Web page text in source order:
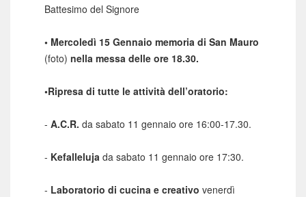
Battesimo del Signore
• Mercoledì 15 Gennaio memoria di San Mauro
(foto) nella messa delle ore 18.30.
•Ripresa di tutte le attività dell’oratorio:
- A.C.R. da sabato 11 gennaio ore 16:00-17.30.
- Kefalleluja da sabato 11 gennaio ore 17:30.
- Laboratorio di cucina e creativo venerdì